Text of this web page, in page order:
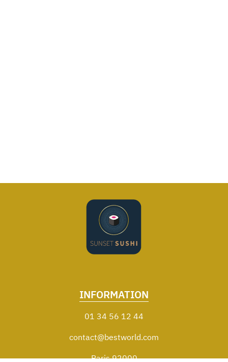
INFORMATION
01 34 56 12 44
contact@bestworld.com
Paris 92000